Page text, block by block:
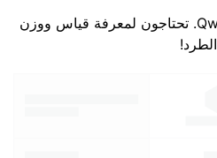
لحساب تكلفة خدمات Qwintry. تحتاجون لمعرفة قياس ووزن
الطرد!